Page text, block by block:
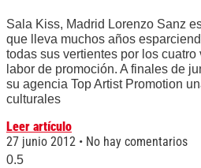
Sala Kiss, Madrid Lorenzo Sanz
que lleva muchos años
todas sus vertientes por los
labor de promoción. A finales de
su agencia Top Artist Promotion
culturales
Leer artículo
27 junio 2012
No hay comentarios